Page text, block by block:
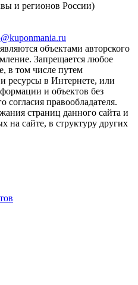
и регионов России)
объектами авторского
Запрещается любое
в том числе путем
ресурсы в Интернете, или
и объектов без
согласия правообладателя.
страниц данного сайта и
на сайте, в структуру других